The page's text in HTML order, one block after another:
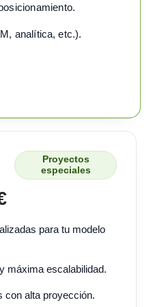
analítica, etc.).
Proyectos
especiales
para tu modelo
máxima escalabilidad.
con alta proyección.